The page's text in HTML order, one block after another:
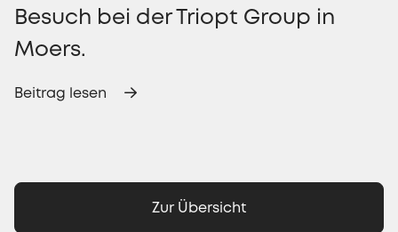
Besuch bei der Triopt Group in
Moers.
Beitrag lesen
Zur Übersicht